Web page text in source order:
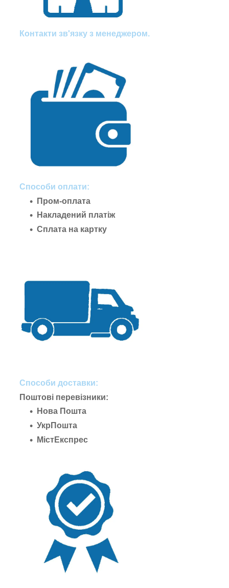
Контакти зв'язку з менеджером.
Способи оплати:
Пром-оплата
Накладений платіж
Сплата на картку
Способи доставки:
Поштові перевізники:
Нова Пошта
УкрПошта
МістЕкспрес